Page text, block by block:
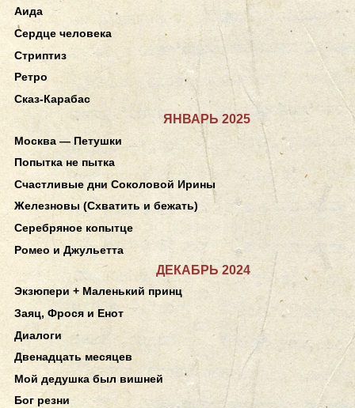
Аида
Сердце человека
Стриптиз
Ретро
Сказ-Карабас
ЯНВАРЬ 2025
Москва — Петушки
Попытка не пытка
Счастливые дни Соколовой Ирины
Железновы (Схватить и бежать)
Серебряное копытце
Ромео и Джульетта
ДЕКАБРЬ 2024
Экзюпери + Маленький принц
Заяц, Фрося и Енот
Диалоги
Двенадцать месяцев
Мой дедушка был вишней
Бог резни